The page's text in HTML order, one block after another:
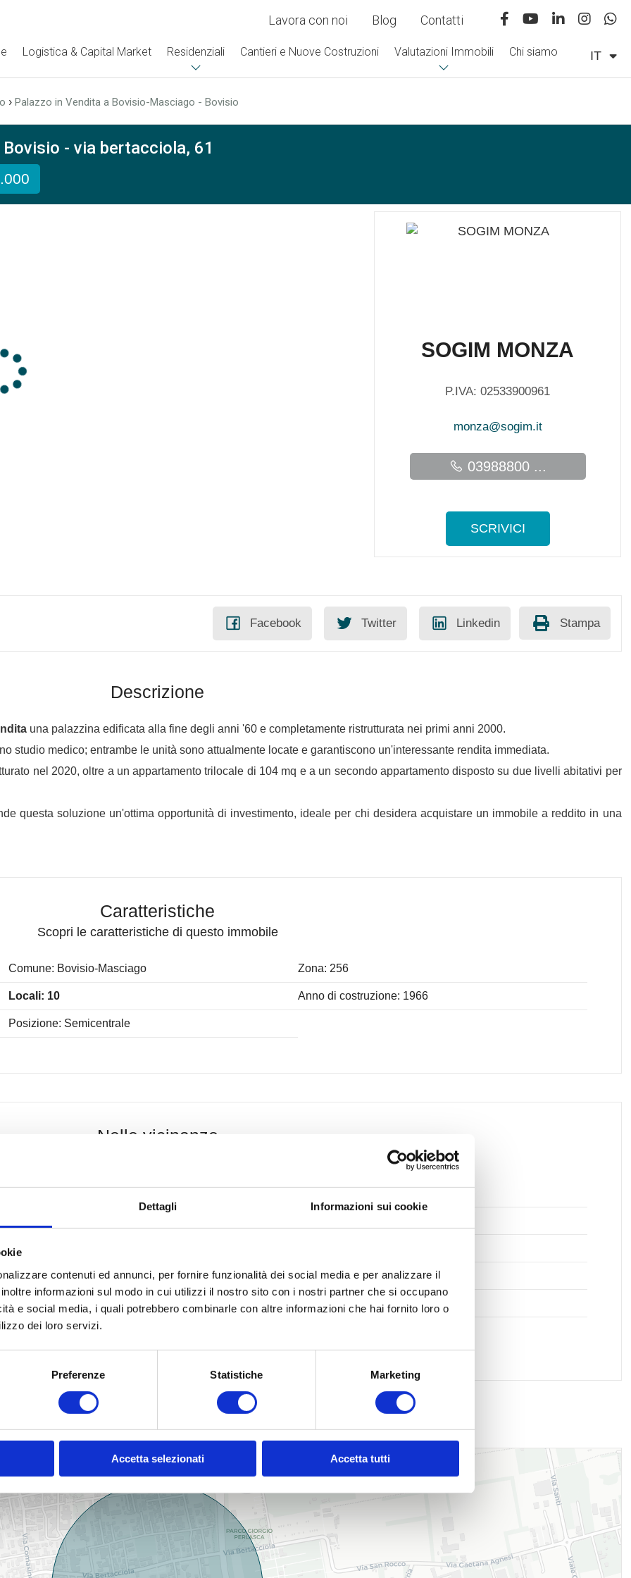
Dettagli Informazioni sui cookie
contenuti ed annunci, per fornire funzionalità dei social media e per analizzare il
informazioni sul modo in cui utilizzi il nostro sito con i nostri partner che si occupano
e social media, i quali potrebbero combinarle con altre informazioni che hai fornito loro o
dei loro servizi.
Preferenze Statistiche Marketing
Accetta selezionati Accetta tutti
Lavora con noi Blog Contatti
IT
Logistica & Capital Market Residenziali Cantieri e Nuove Costruzioni Valutazioni Immobili Chi siamo
› Palazzo in Vendita a Bovisio-Masciago - Bovisio
- via bertacciola, 61
SOGIM MONZA
P.IVA: 02533900961
monza@sogim.it
03988800 ...
SCRIVICI
Stampa
Facebook Twitter Linkedin
Descrizione
una palazzina edificata alla fine degli anni '60 e completamente ristrutturata nei primi anni 2000.
studio medico; entrambe le unità sono attualmente locate e garantiscono un'interessante rendita immediata.
nel 2020, oltre a un appartamento trilocale di 104 mq e a un secondo appartamento disposto su due livelli abitativi per
questa soluzione un'ottima opportunità di investimento, ideale per chi desidera acquistare un immobile a reddito in una
Caratteristiche
Scopri le caratteristiche di questo immobile
Comune: Bovisio-Masciago Zona: 256
Locali: 10 Anno di costruzione: 1966
Posizione: Semicentrale
Nelle vicinanze
Stazione Ferroviaria
Scuole Elementari Scuole Medie
Bar Uffici postali
Uffici comunali